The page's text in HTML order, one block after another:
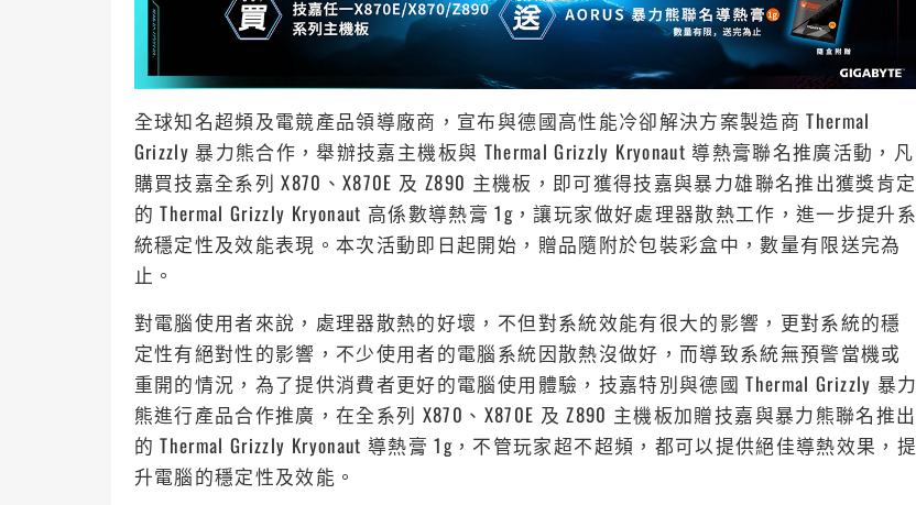
全球知名超頻及電競產品領導廠商，宣布與德國高性能冷卻解決方案製造商 Thermal
Grizzly 暴力熊合作，舉辦技嘉主機板與 Thermal Grizzly Kryonaut 導熱膏聯名推廣活動，凡
購買技嘉全系列 X870、X870E 及 Z890 主機板，即可獲得技嘉與暴力雄聯名推出獲獎肯定
的 Thermal Grizzly Kryonaut 高係數導熱膏 1g，讓玩家做好處理器散熱工作，進一步提升系
統穩定性及效能表現。本次活動即日起開始，贈品隨附於包裝彩盒中，數量有限送完為
止。
對電腦使用者來說，處理器散熱的好壞，不但對系統效能有很大的影響，更對系統的穩
定性有絕對性的影響，不少使用者的電腦系統因散熱沒做好，而導致系統無預警當機或
重開的情況，為了提供消費者更好的電腦使用體驗，技嘉特別與德國 Thermal Grizzly 暴力
熊進行產品合作推廣，在全系列 X870、X870E 及 Z890 主機板加贈技嘉與暴力熊聯名推出
的 Thermal Grizzly Kryonaut 導熱膏 1g，不管玩家超不超頻，都可以提供絕佳導熱效果，提
升電腦的穩定性及效能。